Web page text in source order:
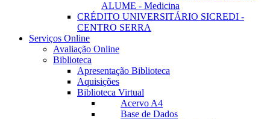
ALUME - Medicina
CRÉDITO UNIVERSITÁRIO SICREDI -
CENTRO SERRA
Serviços Online
Avaliação Online
Biblioteca
Apresentação Biblioteca
Aquisições
Biblioteca Virtual
Acervo A4
Base de Dados